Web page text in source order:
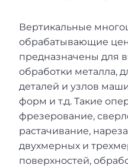
Вертикальные
обрабатывающие
предназначены для
обработки металла,
деталей и узлов
форм и т.д. Такие
фрезерование,
растачивание,
двухмерных и
поверхностей,